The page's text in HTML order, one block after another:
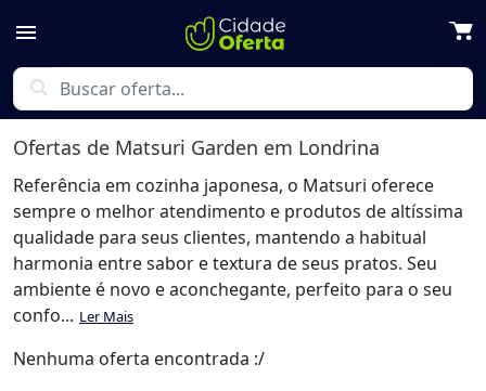
menu
search
Ofertas de Matsuri Garden em Londrina
Referência em cozinha japonesa, o Matsuri oferece
sempre o melhor atendimento e produtos de altíssima
qualidade para seus clientes, mantendo a habitual
harmonia entre sabor e textura de seus pratos. Seu
ambiente é novo e aconchegante, perfeito para o seu
confo... Ler Mais
Nenhuma oferta encontrada :/